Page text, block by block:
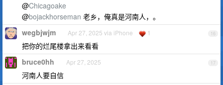
@Chicagoake
@bojackhorseman 老乡，俺真是河南人，。
16
wegbjwjm Apr 27, 2025 via iPhone 1
把你的烂尾楼拿出来看看
17
bruce0hh Apr 27, 2025
河南人要自信